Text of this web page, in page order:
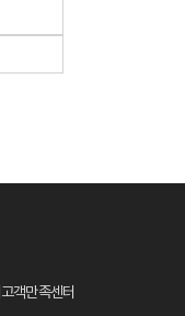
고객만족센터